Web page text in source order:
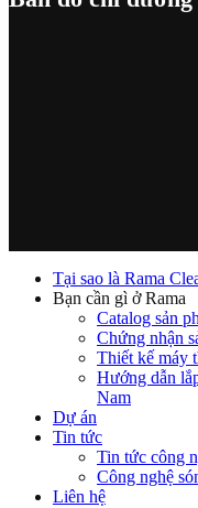
Tại sao là Rama
Bạn cần gì ở Rama
Catalog sản
Chứng nhận
Thiết kế máy
Hướng dẫn
Nam
Dự án
Tin tức
Tin tức công
Công nghệ
Liên hệ